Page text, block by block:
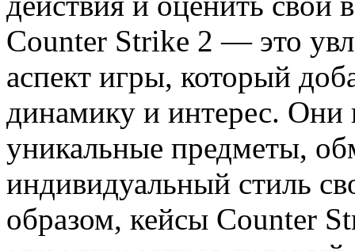
Counter Strike 2 — это
аспект игры, который
динамику и интерес. Они
уникальные предметы,
индивидуальный стиль
образом, кейсы Counter